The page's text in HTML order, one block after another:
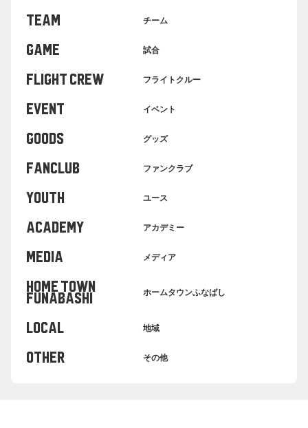
TEAM チーム
GAME 試合
FLIGHT CREW フライトクルー
EVENT イベント
GOODS グッズ
FANCLUB ファンクラブ
YOUTH ユース
ACADEMY アカデミー
MEDIA メディア
HOME TOWN
FUNABASHI ホームタウンふなばし
LOCAL 地域
OTHER その他